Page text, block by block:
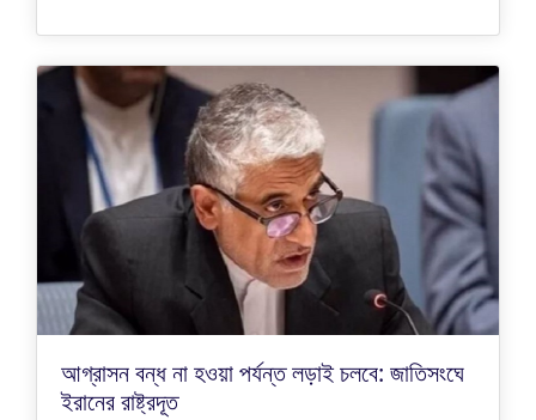
আগ্রাসন বন্ধ না হওয়া পর্যন্ত লড়াই চলবে: জাতিসংঘে
ইরানের রাষ্ট্রদূত